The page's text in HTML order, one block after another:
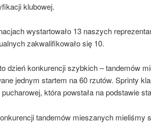
klubowej.
wystartowało 13 naszych
zakwalifikowało się 10.
dzień konkurencji szybkich – tandemów
jednym startem na 60 rzutów. Sprinty
która powstała na podstawie
tandemów mieszanych mieliśmy